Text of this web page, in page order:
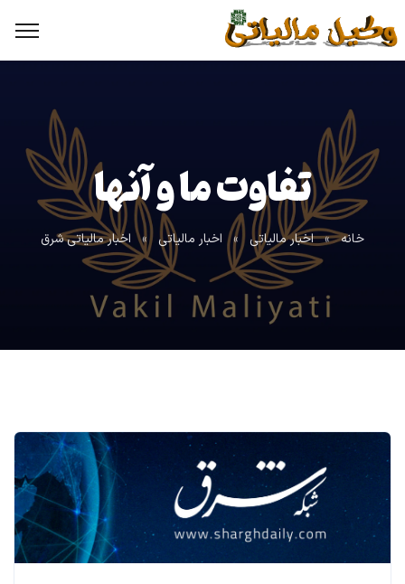
تفاوت ما و آنها
خانه » اخبار مالیاتی » اخبار مالیاتی » اخبار مالیاتی شرق